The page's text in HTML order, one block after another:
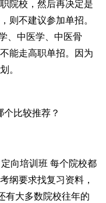
院校，然后再决定是
则不建议参加单招。
、中医学、中医骨
能走高职单招。因为
。
个比较推荐？
向培训班 每个院校都
纲要求找复习资料，
有大多数院校往年的